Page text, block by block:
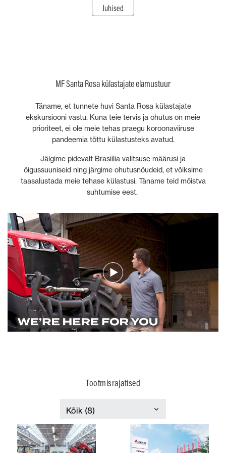
Juhised
MF Santa Rosa külastajate elamustuur
Täname, et tunnete huvi Santa Rosa külastajate
ekskursiooni vastu. Kuna teie tervis ja ohutus on meie
prioriteet, ei ole meie tehas praegu koroonaviiruse
pandeemia tõttu külastusteks avatud.
Jälgime pidevalt Brasiilia valitsuse määrusi ja
õigussuuniseid ning järgime ohutusnõudeid, et võiksime
taasalustada meie tehase külastusi. Täname teid mõistva
suhtumise eest.
Tootmisrajatised